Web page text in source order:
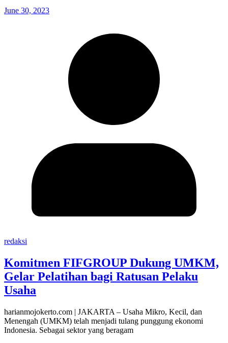
June 30, 2023
redaksi
Komitmen FIFGROUP Dukung UMKM,
Gelar Pelatihan bagi Ratusan Pelaku
Usaha
harianmojokerto.com | JAKARTA – Usaha Mikro, Kecil, dan
Menengah (UMKM) telah menjadi tulang punggung ekonomi
Indonesia. Sebagai sektor yang beragam